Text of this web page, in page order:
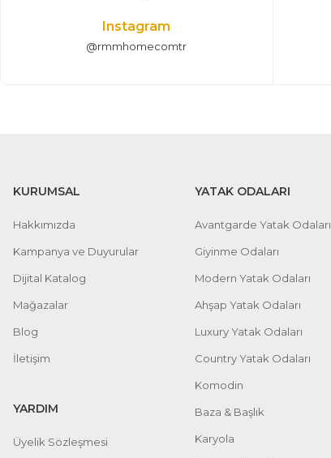
Instagram
@rmmhomecomtr
KURUMSAL
Hakkımızda
Kampanya ve Duyurular
Dijital Katalog
Mağazalar
Blog
İletişim
YARDIM
Üyelik Sözleşmesi
YATAK ODALARI
Avantgarde Yatak Odaları
Giyinme Odaları
Modern Yatak Odaları
Ahşap Yatak Odaları
Luxury Yatak Odaları
Country Yatak Odaları
Komodin
Baza & Başlık
Karyola